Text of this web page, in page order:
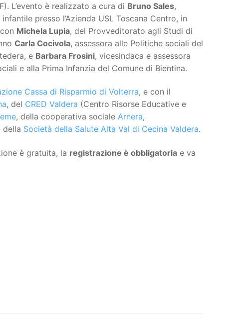
L’evento è realizzato a cura di Bruno Sales,
presso l’Azienda USL Toscana Centro, in
Michela Lupia, del Provveditorato agli Studi di
Carla Cocivola, assessora alle Politiche sociali del
e Barbara Frosini, vicesindaca e assessora
e alla Prima Infanzia del Comune di Bientina.
Cassa di Risparmio di Volterra, e con il
, del CRED Valdera (Centro Risorse Educative e
, della cooperativa sociale Arnera,
della Società della Salute Alta Val di Cecina Valdera.
è gratuita, la registrazione è obbligatoria e va